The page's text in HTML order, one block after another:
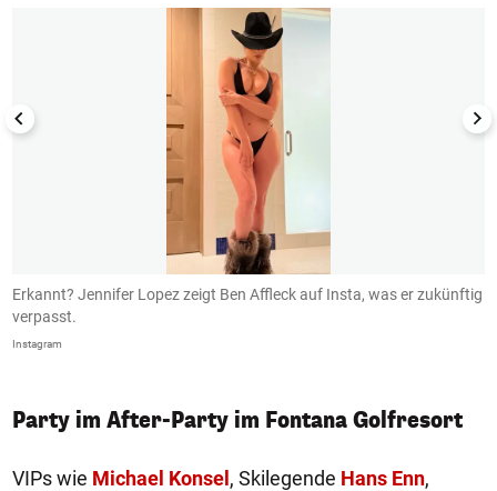
Erkannt? Jennifer Lopez zeigt Ben Affleck auf Insta, was er zukünftig
verpasst.
Instagram
Party im After-Party im Fontana Golfresort
VIPs wie Michael Konsel, Skilegende Hans Enn,